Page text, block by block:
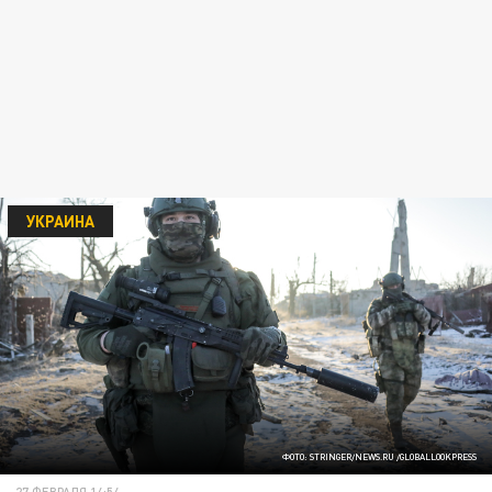
ФОТО: STRINGER/NEWS.RU /GLOBALLOOKPRESS
УКРАИНА